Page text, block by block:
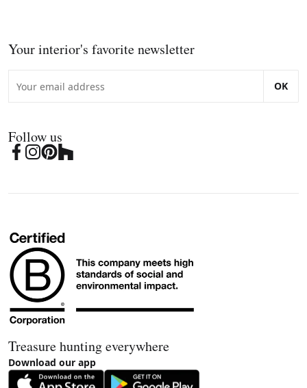
Your interior's favorite newsletter
OK
Follow us
Treasure hunting everywhere
Download our app